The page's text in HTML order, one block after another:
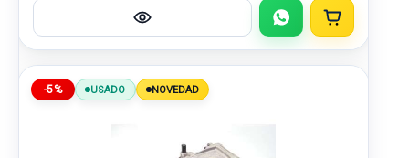
-5% USADO NOVEDAD